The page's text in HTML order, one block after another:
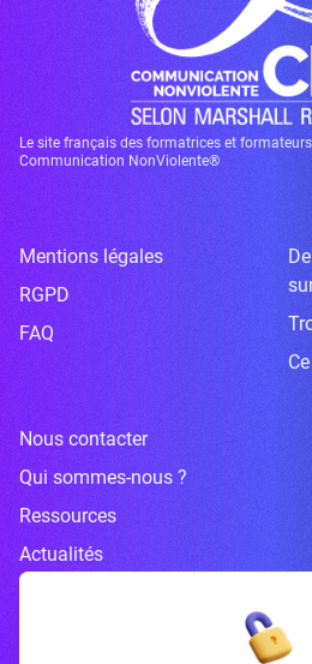
Le site français des formatrices et
Communication NonViolente®
Mentions légales
RGPD
FAQ
Nous contacter
Qui sommes-nous ?
Ressources
Actualités
Inscrivez-vous à la